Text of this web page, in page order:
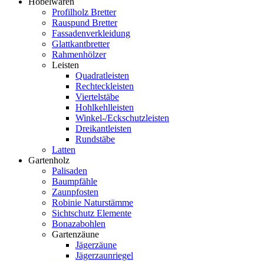
Profilholz Bretter
Rauspund Bretter
Fassadenverkleidung
Glattkantbretter
Rahmenhölzer
Leisten
Quadratleisten
Rechteckleisten
Viertelstäbe
Hohlkehlleisten
Winkel-/Eckschutzleisten
Dreikantleisten
Rundstäbe
Latten
Gartenholz
Palisaden
Baumpfähle
Zaunpfosten
Robinie Naturstämme
Sichtschutz Elemente
Bonazabohlen
Gartenzäune
Jägerzäune
Jägerzaunriegel